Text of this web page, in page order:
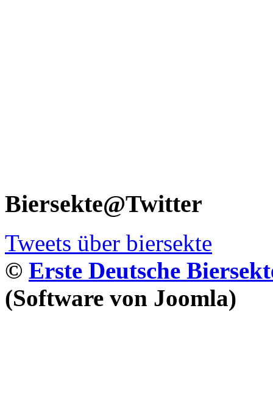
Biersekte@Twitter
Tweets über biersekte
© Erste Deutsche
(Software von Joomla)